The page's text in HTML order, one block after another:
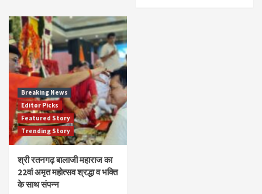
Breaking News
Editor Picks
Featured Story
Trending Story
श्री रतनगढ़ बालाजी महाराज का
22वां अमृत महोत्सव श्रद्धा व भक्ति
के साथ संपन्न